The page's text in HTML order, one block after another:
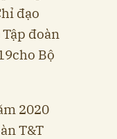
đạo
đoàn
Bộ
2020
T&T